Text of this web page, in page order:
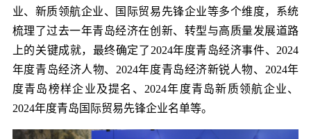
业、新质领航企业、国际贸易先锋企业等多个维度，系统
梳理了过去一年青岛经济在创新、转型与高质量发展道路
上的关键成就，最终确定了2024年度青岛经济事件、2024
年度青岛经济人物、2024年度青岛经济新锐人物、2024年
度青岛榜样企业及提名、2024年度青岛新质领航企业、
2024年度青岛国际贸易先锋企业名单等。